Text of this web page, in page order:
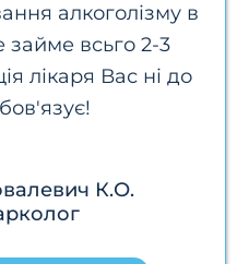
алкоголізму в
всьго 2-3
лікаря Вас ні до
К.О.